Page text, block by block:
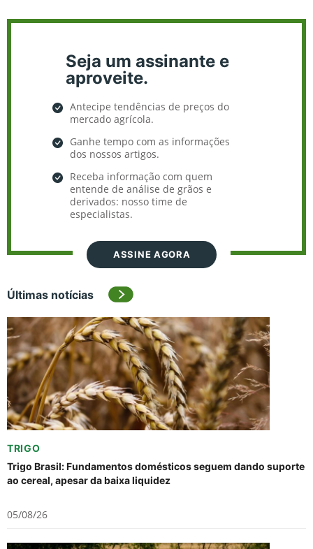
Seja um assinante e
aproveite.
Antecipe tendências de preços do
mercado agrícola.
Ganhe tempo com as informações
dos nossos artigos.
Receba informação com quem
entende de análise de grãos e
derivados: nosso time de
especialistas.
ASSINE AGORA
Últimas notícias
TRIGO
Trigo Brasil: Fundamentos domésticos seguem dando suporte
ao cereal, apesar da baixa liquidez
05/08/26